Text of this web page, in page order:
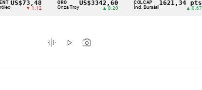
Cintillo
indicadores
económicos
▼ 1.12
ORO
Onza Troy
US$3342,60 COLCAP
Índ. Bursátil
1621,34 pts
graphic_eq play_arrow photo_camera